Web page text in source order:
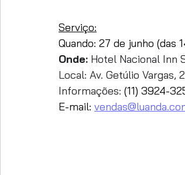
Serviço:
Quando: 27 de junho (das
Onde: Hotel Nacional Inn
Local: Av. Getúlio Vargas,
Informações: (11) 3924-
E-mail: